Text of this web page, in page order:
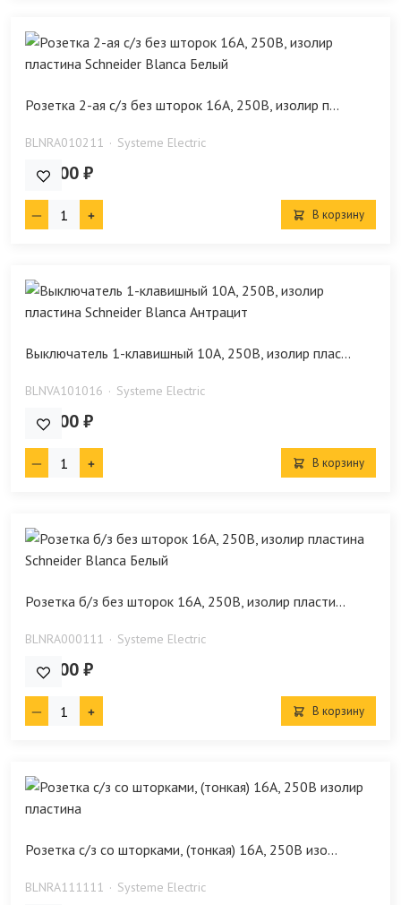
Розетка 2-ая с/з без шторок 16А, 250В, изолир п...
BLNRA010211 Systeme Electric
309.00 ₽
В корзину
Выключатель 1-клавишный 10А, 250B, изолир плас...
BLNVA101016 Systeme Electric
256.00 ₽
В корзину
Розетка б/з без шторок 16А, 250В, изолир пласти...
BLNRA000111 Systeme Electric
179.00 ₽
В корзину
Розетка с/з со шторками, (тонкая) 16А, 250В изо...
BLNRA111111 Systeme Electric